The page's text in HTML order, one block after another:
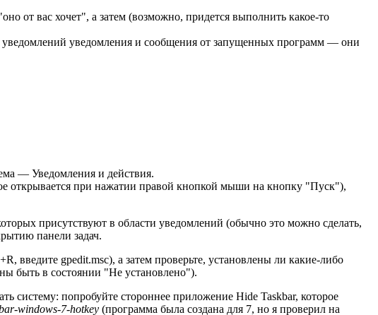
от вас хочет", а затем (возможно, придется выполнить какое-то
уведомлений уведомления и сообщения от запущенных программ — они
— Уведомления и действия.
открывается при нажатии правой кнопкой мыши на кнопку "Пуск"),
присутствуют в области уведомлений (обычно это можно сделать,
панели задач.
введите gpedit.msc), а затем проверьте, установлены ли какие-либо
быть в состоянии "Не установлено").
систему: попробуйте стороннее приложение Hide Taskbar, которое
windows-7-hotkey (программа была создана для 7, но я проверил на